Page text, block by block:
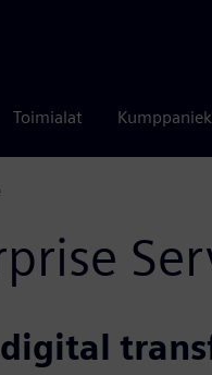
Toimialat